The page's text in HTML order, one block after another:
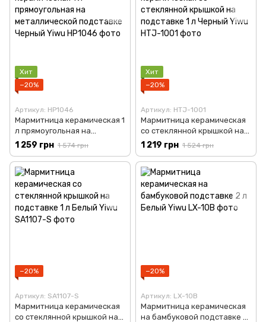
Хит
−20%
Артикул: HP1046
Мармитница керамическая 1
л прямоугольная на
металлической подставке
Черный Yiwu HP1046
1 259 грн 1 574 грн
Хит
−20%
Артикул: HTJ-1001
Мармитница керамическая
со стеклянной крышкой на
подставке 1 л Черный Yiwu
HTJ-1001
1 219 грн 1 524 грн
−20%
Артикул: SA1107-S
Мармитница керамическая
со стеклянной крышкой на
−20%
Артикул: LX-10B
Мармитница керамическая
на бамбуковой подставке 2